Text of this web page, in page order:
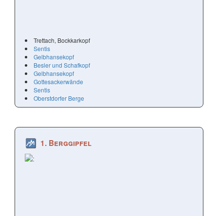
Trettach, Bockkarkopf
Sentis
Gelbhansekopf
Besler und Schafkopf
Gelbhansekopf
Gottesackerwände
Sentis
Oberstdorfer Berge
1. Berggipfel